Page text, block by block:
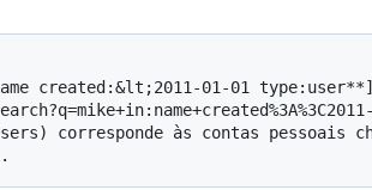
corresponde às contas pessoais